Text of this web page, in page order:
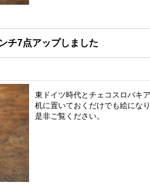
チ7点アップしました
東ドイツ時代とチェコスロバキ
机に置いておくだけでも絵になり
是非ご覧ください。